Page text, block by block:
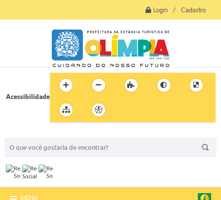
Login / Cadastro
Acessibilidade
MENU